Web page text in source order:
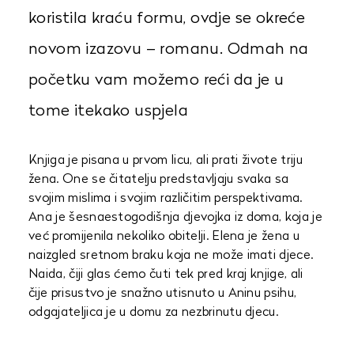
koristila kraću formu, ovdje se okreće
novom izazovu – romanu. Odmah na
početku vam možemo reći da je u
tome itekako uspjela
Knjiga je pisana u prvom licu, ali prati živote triju
žena. One se čitatelju predstavljaju svaka sa
svojim mislima i svojim različitim perspektivama.
Ana je šesnaestogodišnja djevojka iz doma, koja je
već promijenila nekoliko obitelji. Elena je žena u
naizgled sretnom braku koja ne može imati djece.
Naida, čiji glas ćemo čuti tek pred kraj knjige, ali
čije prisustvo je snažno utisnuto u Aninu psihu,
odgajateljica je u domu za nezbrinutu djecu.